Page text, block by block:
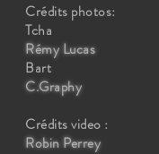
Crédits photos:
Tcha
Rémy Lucas
Bart
C.Graphy
Crédits video :
Robin Perrey